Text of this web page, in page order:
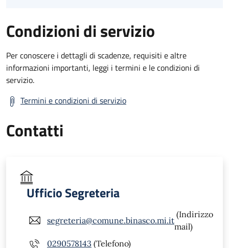
Condizioni di servizio
Per conoscere i dettagli di scadenze, requisiti e altre
informazioni importanti, leggi i termini e le condizioni di
servizio.
Termini e condizioni di servizio
Contatti
Ufficio Segreteria
segreteria@comune.binasco.mi.it
(Indirizzo
mail)
0290578143 (Telefono)